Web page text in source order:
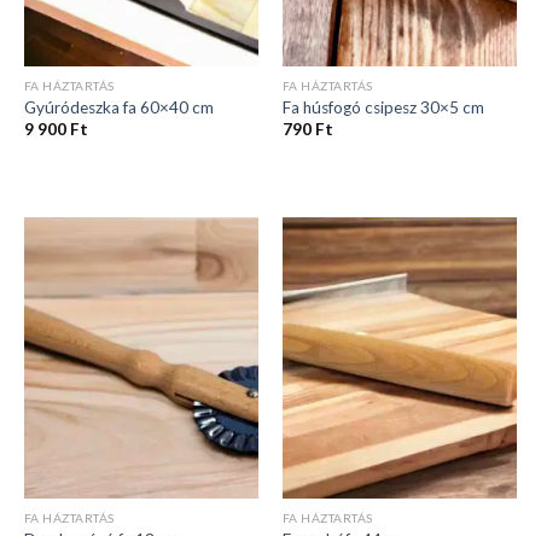
FA HÁZTARTÁS
Gyúródeszka fa 60×40 cm
9 900 Ft
FA HÁZTARTÁS
Fa húsfogó csipesz 30×5 cm
790 Ft
FA HÁZTARTÁS FA HÁZTARTÁS